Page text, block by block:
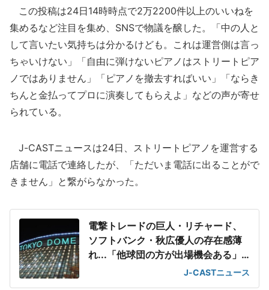
この投稿は24日14時時点で2万2200件以上のいいねを
集めるなど注目を集め、SNSで物議を醸した。「中の人と
して言いたい気持ちは分かるけども。これは運営側は言っ
ちゃいけない」「自由に弾けないピアノはストリートピア
ノではありません」「ピアノを撤去すればいい」「ならき
ちんと金払ってプロに演奏してもらえよ」などの声が寄せ
られている。
J-CASTニュースは24日、ストリートピアノを運営する
店舗に電話で連絡したが、「ただいま電話に出ることがで
きません」と繋がらなかった。
電撃トレードの巨人・リチャード、
ソフトバンク・秋広優人の存在感薄
れ...「他球団の方が出場機会ある」
J-CASTニュース